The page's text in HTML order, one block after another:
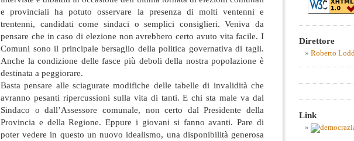
e provinciali ha potuto osservare la presenza di molti ventenni e
trentenni, candidati come sindaci o semplici consiglieri. Veniva da
pensare che in caso di elezione non avrebbero certo avuto vita facile. I
Comuni sono il principale bersaglio della politica governativa di tagli.
Anche la condizione delle fasce più deboli della nostra popolazione è
destinata a peggiorare.
Basta pensare alle sciagurate modifiche delle tabelle di invalidità che
avranno pesanti ripercussioni sulla vita di tanti. E chi sta male va dal
Sindaco o dall’Assessore comunale, non certo dal Presidente della
Provincia e della Regione. Eppure i giovani si fanno avanti. Pare di
poter vedere in questo un nuovo idealismo, una disponibilità generosa
Direttore
Roberto
Link